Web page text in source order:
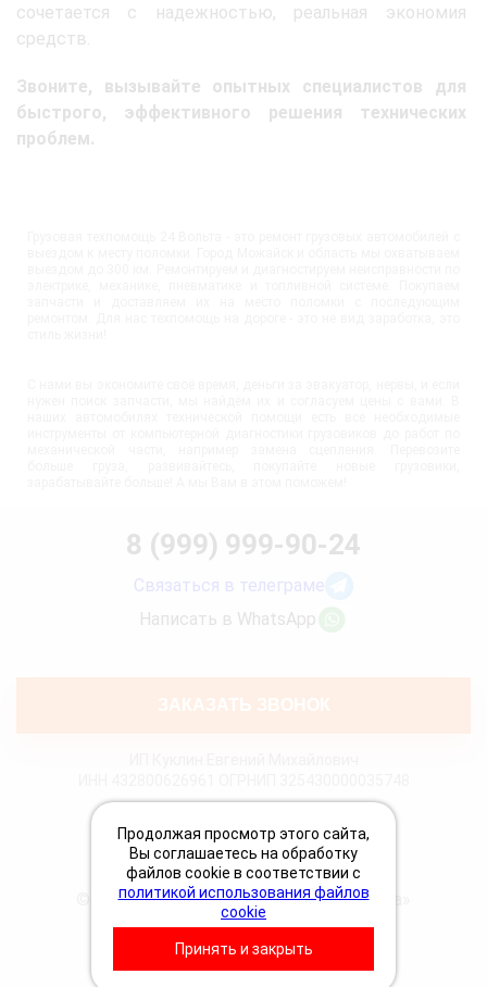
сочетается с надежностью, реальная экономия
средств.
Звоните, вызывайте опытных специалистов для
быстрого, эффективного решения технических
проблем.
Политика Cookies
Пользовательское соглашение
© 2026 «Грузовая техпомощь 24 Вольта»
8 (999) 999-90-24
Связаться в телеграме
Написать в WhatsApp
ЗАКАЗАТЬ ЗВОНОК
Продолжая просмотр этого сайта,
Вы соглашаетесь на обработку
файлов cookie в соответствии с
политикой использования файлов
cookie
Принять и закрыть